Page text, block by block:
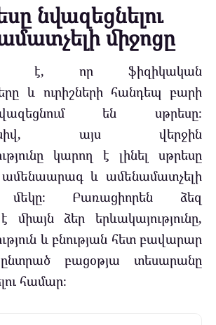
նվազեցնելու
միջոցը
է, որ ֆիզիկական
և ուրիշների հանդեպ բարի
են սթրեսը։
այս վերջին
կարող է լինել սթրեսը
ամենաարագ և ամենամատչելի
մեկը։ Բառացիորեն ձեզ
ձեր երևակայությունը,
և բնության հետ բավարար
բացօթյա տեսարանը
համար։